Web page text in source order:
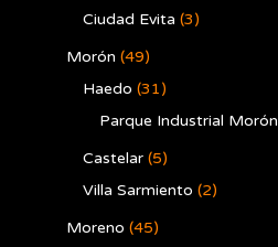
Ciudad Evita (3)
Morón (49)
Haedo (31)
Parque Industrial Morón
Castelar (5)
Villa Sarmiento (2)
Moreno (45)